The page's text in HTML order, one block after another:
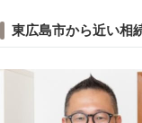
東広島市から近い相